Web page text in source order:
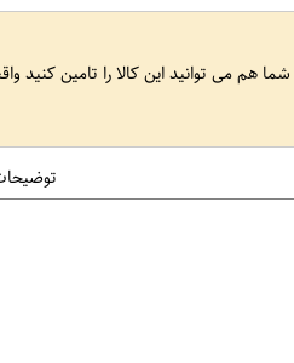
هم می توانید این کالا را تامین کنید